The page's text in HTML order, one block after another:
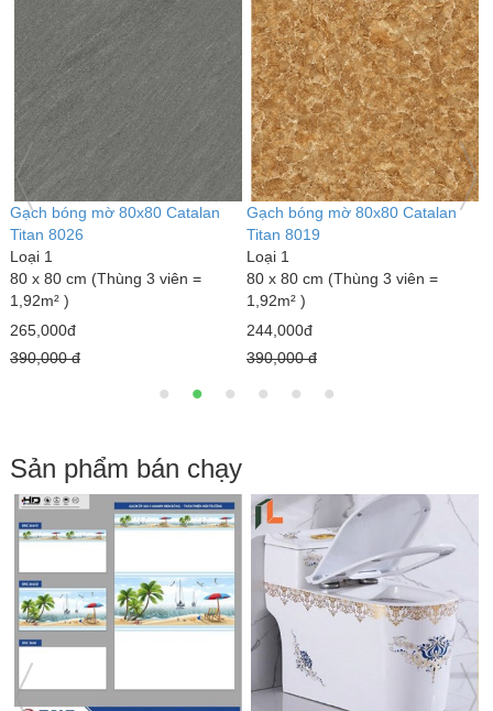
Gạch bóng mờ 80x80 Catalan
Titan 8026
Loại 1
80 x 80 cm (Thùng 3 viên =
1,92m² )
265,000đ
390,000 đ
Gạch bóng mờ 80x80 Catalan
Titan 8019
Loại 1
80 x 80 cm (Thùng 3 viên =
1,92m² )
244,000đ
390,000 đ
Sản phẩm bán chạy